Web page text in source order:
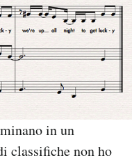
in un
classifiche non ho